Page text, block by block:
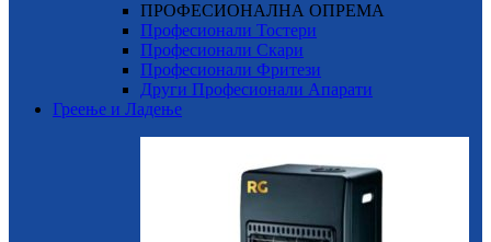
ПРОФЕСИОНАЛНА ОПРЕМА
Професионали Тостери
Професионали Скари
Професионали Фритези
Други Професионали Апарати
Греење и Ладење